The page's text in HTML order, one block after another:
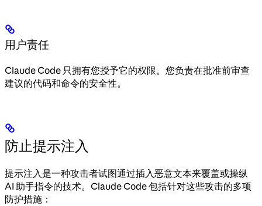
用户责任
Claude Code 只拥有您授予它的权限。您负责在批准前审查
建议的代码和命令的安全性。
防止提示注入
提示注入是一种攻击者试图通过插入恶意文本来覆盖或操纵
AI 助手指令的技术。Claude Code 包括针对这些攻击的多项
防护措施：